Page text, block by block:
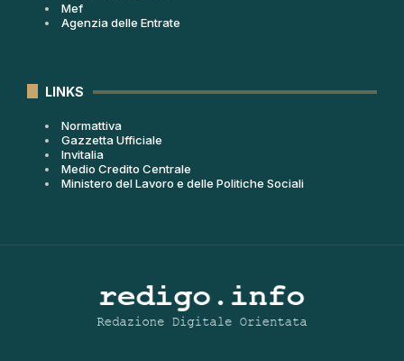
Mef
Agenzia delle Entrate
LINKS
Normattiva
Gazzetta Ufficiale
Invitalia
Medio Credito Centrale
Ministero del Lavoro e delle Politiche Sociali